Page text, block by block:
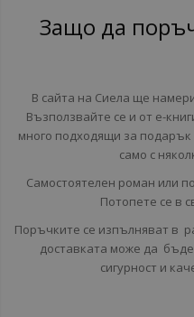
Защо да
В сайта на Сиела ще
Възползвайте се и от е-
много подходящи за
само с
Самостоятелен роман или
Потопете се в
Поръчките се изпълняват в
доставката може да
сигурност и